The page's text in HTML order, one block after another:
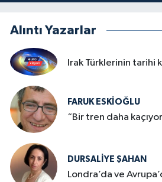
Alıntı Yazarlar
Irak Türklerinin tarihi
FARUK ESKİOĞLU
“Bir tren daha
DURSALIYE ŞAHAN
Londra’da ve